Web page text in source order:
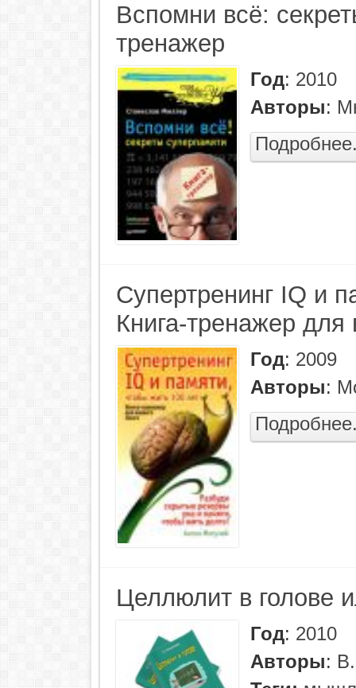
Вспомни всё:
тренажер
Год: 2010
Авторы:
Супертренинг IQ и
Книга-тренажер для
Год: 2009
Авторы:
Целлюлит в голове
Год: 2010
Авторы: